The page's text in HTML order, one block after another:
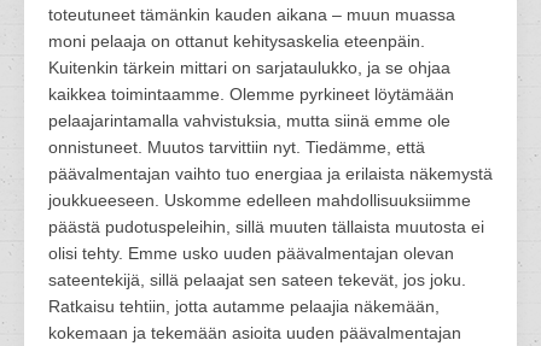
toteutuneet tämänkin kauden aikana – muun muassa
moni pelaaja on ottanut kehitysaskelia eteenpäin.
Kuitenkin tärkein mittari on sarjataulukko, ja se ohjaa
kaikkea toimintaamme. Olemme pyrkineet löytämään
pelaajarintamalla vahvistuksia, mutta siinä emme ole
onnistuneet. Muutos tarvittiin nyt. Tiedämme, että
päävalmentajan vaihto tuo energiaa ja erilaista näkemystä
joukkueeseen. Uskomme edelleen mahdollisuuksiimme
päästä pudotuspeleihin, sillä muuten tällaista muutosta ei
olisi tehty. Emme usko uuden päävalmentajan olevan
sateentekijä, sillä pelaajat sen sateen tekevät, jos joku.
Ratkaisu tehtiin, jotta autamme pelaajia näkemään,
kokemaan ja tekemään asioita uuden päävalmentajan